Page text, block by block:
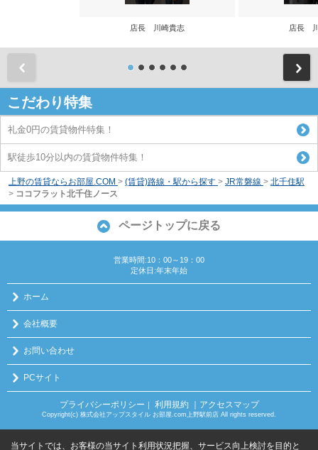
店長 川崎貴志 店長
こだわり特集
礼金0円の賃貸物件特集！
駅徒歩10分以内の賃貸物件特集！
上野の賃貸ならお部屋.COM > (賃貸)路線・駅から探す > JR常磐線 > 北千住駅
> ココフラット北千住ノース
ページトップに戻る
営業時間:10：00～19：00
定休日:年末年始
ホーム
会社概要
お問い合わせ
PCサイト
プライバシーポリシー 利用規約 ｜アクセスマップ
Copyright(c) 株式会社アップスタイル お部屋.com上野駅前店 All rights reserved.
当サイトでは、お客様の当サイト利用状況把握、サービス向上検討を目的と